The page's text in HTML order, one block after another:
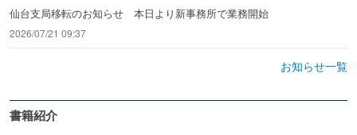
仙台支局移転のお知らせ 本日より新事務所で業務開始
2026/07/21 09:37
お知らせ一覧
書籍紹介